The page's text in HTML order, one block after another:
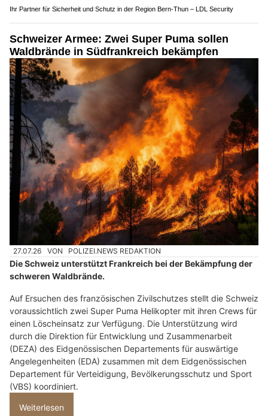
Ihr Partner für Sicherheit und Schutz in der Region Bern-Thun – LDL Security
Schweizer Armee: Zwei Super Puma sollen
Waldbrände in Südfrankreich bekämpfen
27.07.26 VON POLIZEI.NEWS REDAKTION
Die Schweiz unterstützt Frankreich bei der Bekämpfung der
schweren Waldbrände.
Auf Ersuchen des französischen Zivilschutzes stellt die Schweiz
voraussichtlich zwei Super Puma Helikopter mit ihren Crews für
einen Löscheinsatz zur Verfügung. Die Unterstützung wird
durch die Direktion für Entwicklung und Zusammenarbeit
(DEZA) des Eidgenössischen Departements für auswärtige
Angelegenheiten (EDA) zusammen mit dem Eidgenössischen
Departement für Verteidigung, Bevölkerungsschutz und Sport
(VBS) koordiniert.
Weiterlesen